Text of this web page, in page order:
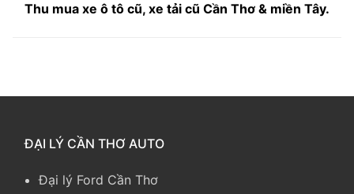
Thu mua xe ô tô cũ, xe tải cũ Cần Thơ & miền Tây.
ĐẠI LÝ CẦN THƠ AUTO
Đại lý Ford Cần Thơ